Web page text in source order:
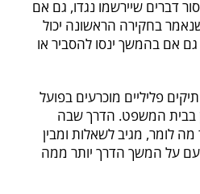
דברים שיירשמו נגדו, גם אם
בחקירה הראשונה יכול
אם בהמשך ינסו להסביר או
פליליים מוכרעים בפועל
בבית המשפט. הדרך שבה
לומר, מגיב לשאלות ומבין
על המשך הדרך יותר ממה